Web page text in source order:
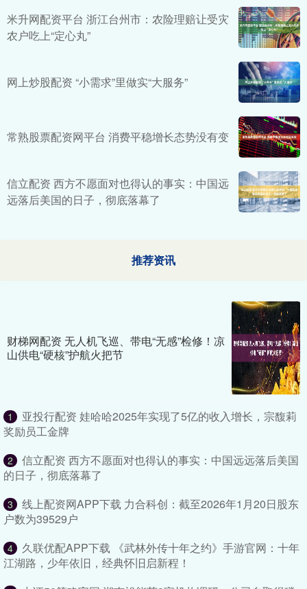
米升网配资平台 浙江台州市：农险理赔让受灾
农户吃上“定心丸”
网上炒股配资 “小需求”里做实“大服务”
常熟股票配资网平台 消费平稳增长态势没有变
信立配资 西方不愿面对也得认的事实：中国远
远落后美国的日子，彻底落幕了
推荐资讯
财梯网配资 无人机飞巡、带电“无感”检修！凉
山供电“硬核”护航火把节
1
亚投行配资 娃哈哈2025年实现了5亿的收入增长，宗馥莉
奖励员工金牌
2
信立配资 西方不愿面对也得认的事实：中国远远落后美国
的日子，彻底落幕了
3
线上配资网APP下载 力合科创：截至2026年1月20日股东
户数为39529户
4
久联优配APP下载 《武林外传十年之约》手游官网：十年
江湖路，少年依旧，经典怀旧启新程！